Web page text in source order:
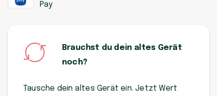
Pay
Brauchst du dein altes Gerät
noch?
Tausche dein altes Gerät ein. Jetzt Wert